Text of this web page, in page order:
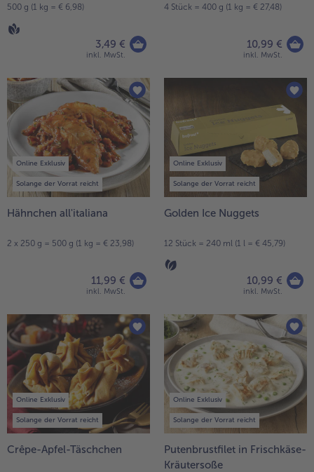
500 g (1 kg = € 6,98)
3,49 €
inkl. MwSt.
4 Stück = 400 g (1 kg = € 27,48)
10,99 €
inkl. MwSt.
Online Exklusiv
Solange der Vorrat reicht
Hähnchen all'italiana
2 x 250 g = 500 g (1 kg = € 23,98)
11,99 €
inkl. MwSt.
Online Exklusiv
Solange der Vorrat reicht
Golden Ice Nuggets
12 Stück = 240 ml (1 l = € 45,79)
10,99 €
inkl. MwSt.
Online Exklusiv
Solange der Vorrat reicht
Crêpe-Apfel-Täschchen
Online Exklusiv
Solange der Vorrat reicht
Putenbrustfilet in Frischkäse-
Kräutersoße